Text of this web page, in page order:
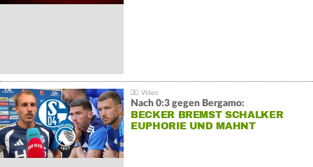
Nach 0:3 gegen Bergamo:
BECKER BREMST SCHALKER
EUPHORIE UND MAHNT